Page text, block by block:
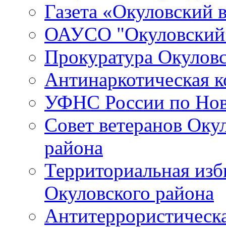
Газета «Окуловский
ОАУСО
Прокуратура
Антинаркотическая
УФНС России по
Совет ветеранов
района
Территориальная
Окуловского района